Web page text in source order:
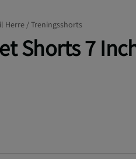
Herre /Treningsshorts
Shorts 7